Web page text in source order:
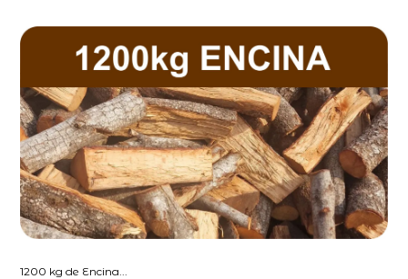
1200 kg de Encina...